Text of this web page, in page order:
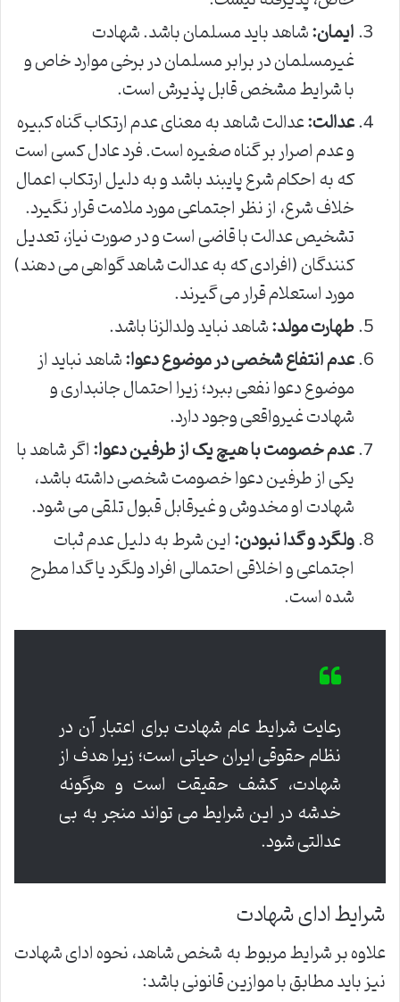
ایمان:شاهد باید مسلمان باشد. شهادت
غیرمسلمان در برابر مسلمان در برخی موارد خاص و
با شرایط مشخص قابل پذیرش است.
عدالت:عدالت شاهد به معنای عدم ارتکاب گناه کبیره
و عدم اصرار بر گناه صغیره است. فرد عادل کسی است
که به احکام شرع پایبند باشد و به دلیل ارتکاب اعمال
خلاف شرع، از نظر اجتماعی مورد ملامت قرار نگیرد.
تشخیص عدالت با قاضی است و در صورت نیاز، تعدیل
کنندگان (افرادی که به عدالت شاهد گواهی می دهند)
مورد استعلام قرار می گیرند.
طهارت مولد:شاهد نباید ولدالزنا باشد.
عدم انتفاع شخصی در موضوع دعوا:شاهد نباید از
موضوع دعوا نفعی ببرد؛ زیرا احتمال جانبداری و
شهادت غیرواقعی وجود دارد.
عدم خصومت با هیچ یک از طرفین دعوا:اگر شاهد با
یکی از طرفین دعوا خصومت شخصی داشته باشد،
شهادت او مخدوش و غیرقابل قبول تلقی می شود.
ولگرد و گدا نبودن:این شرط به دلیل عدم ثبات
اجتماعی و اخلاقی احتمالی افراد ولگرد یا گدا مطرح
شده است.
رعایت شرایط عام شهادت برای اعتبار آن در
نظام حقوقی ایران حیاتی است؛ زیرا هدف از
شهادت، کشف حقیقت است و هرگونه
خدشه در این شرایط می تواند منجر به بی
عدالتی شود.
شرایط ادای شهادت
علاوه بر شرایط مربوط به شخص شاهد، نحوه ادای شهادت
نیز باید مطابق با موازین قانونی باشد: